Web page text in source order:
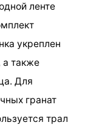
ленте
укреплен
также
Для
гранат
трал